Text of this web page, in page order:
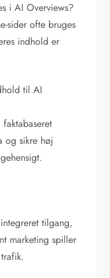
i AI Overviews?
sider ofte bruges
indhold er
til AI
og sikre høj
tilgang,
marketing spiller